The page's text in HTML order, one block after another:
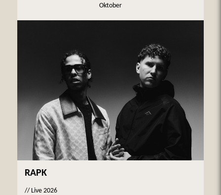
Oktober
RAPK
// Live 2026